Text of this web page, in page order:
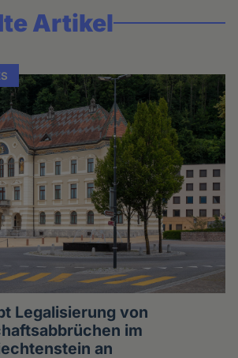
Artikel
Legalisierung von
im
an